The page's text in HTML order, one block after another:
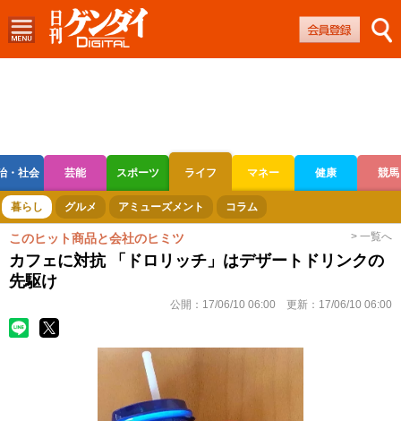
・社会 芸能 スポーツ ライフ マネー 健康 競馬
ボートレース 競輪 オートレース
暮らし グルメ アミューズメント コラム
このヒット商品と会社のヒミツ > 一覧へ
カフェに対抗 「ドロリッチ」はデザートドリンクの
先駆け
公開： 17/06/10 06:00 更新： 17/06/10 06:00